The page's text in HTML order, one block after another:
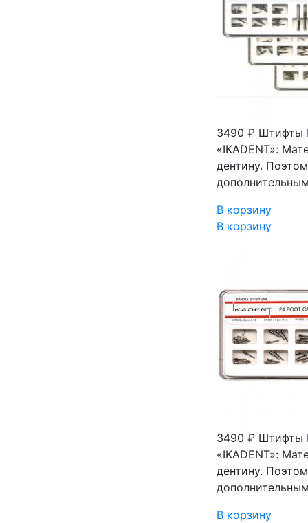
3490 ₽ Штифты
«IKADENT»:
дентину.
В корзину
В корзину
3490 ₽ Штифты
«IKADENT»:
дентину.
В корзину